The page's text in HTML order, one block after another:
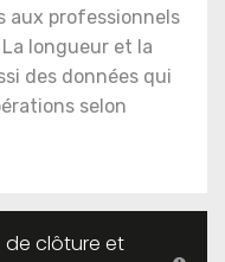
aux professionnels
longueur et la
des données qui
selon
de clôture et